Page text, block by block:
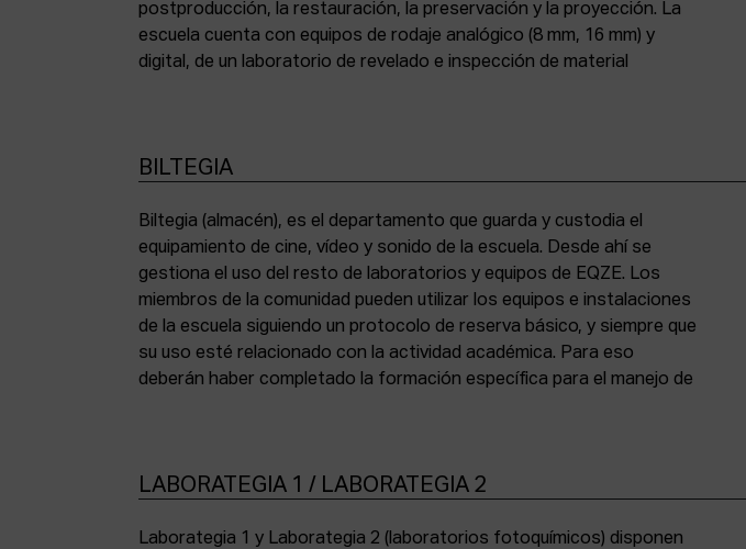
postproducción, la restauración, la preservación y la proyección. La
escuela cuenta con equipos de rodaje analógico (8 mm, 16 mm) y
digital, de un laboratorio de revelado e inspección de material
BILTEGIA
Biltegia (almacén), es el departamento que guarda y custodia el
equipamiento de cine, vídeo y sonido de la escuela. Desde ahí se
gestiona el uso del resto de laboratorios y equipos de EQZE. Los
miembros de la comunidad pueden utilizar los equipos e instalaciones
de la escuela siguiendo un protocolo de reserva básico, y siempre que
su uso esté relacionado con la actividad académica. Para eso
deberán haber completado la formación específica para el manejo de
los equipos y cumplir con la normativa de asistencia y compromiso
LABORATEGIA 1 / LABORATEGIA 2
Laborategia 1 y Laborategia 2 (laboratorios fotoquímicos) disponen
copiadora de contacto Bell & Howell (16 mm) y un analizador de color